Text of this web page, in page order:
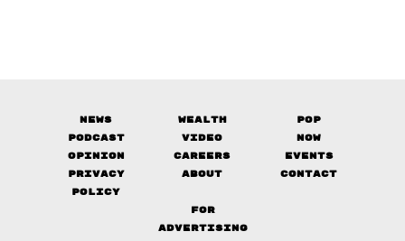
News Wealth
Pop
Podcast
Video
Now
Opinion
Careers
Events
Privacy
Policy
About Contact
FOR
ADVERTISING